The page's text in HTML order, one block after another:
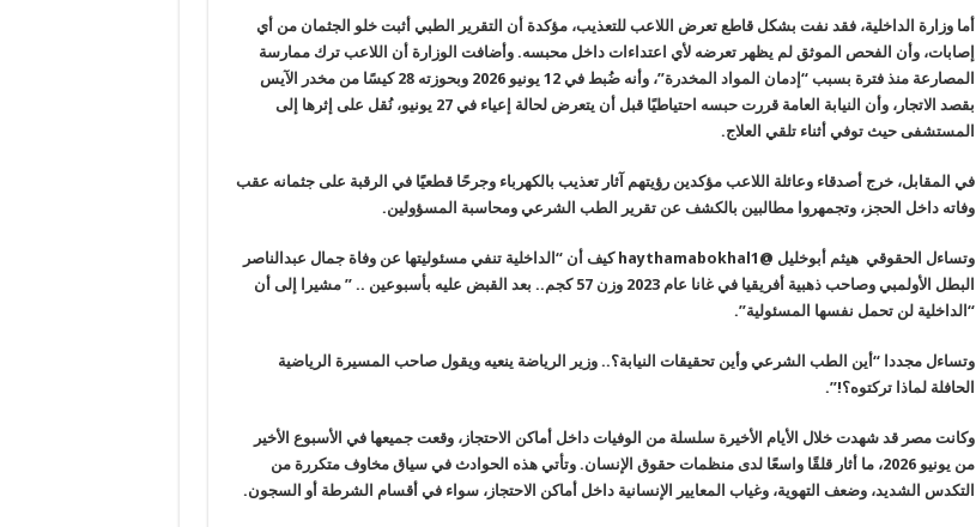
أما وزارة الداخلية، فقد نفت بشكل قاطع تعرض اللاعب للتعذيب، مؤكدة أن التقرير الطبي أثبت خلو الجثمان من أي
إصابات، وأن الفحص الموثق لم يظهر تعرضه لأي اعتداءات داخل محبسه. وأضافت الوزارة أن اللاعب ترك ممارسة
المصارعة منذ فترة بسبب “إدمان المواد المخدرة”، وأنه ضُبط في 12 يونيو 2026 وبحوزته 28 كيسًا من مخدر الآيس
بقصد الاتجار، وأن النيابة العامة قررت حبسه احتياطيًا قبل أن يتعرض لحالة إعياء في 27 يونيو، نُقل على إثرها إلى
المستشفى حيث توفي أثناء تلقي العلاج.
في المقابل، خرج أصدقاء وعائلة اللاعب مؤكدين رؤيتهم آثار تعذيب بالكهرباء وجرحًا قطعيًا في الرقبة على جثمانه عقب
وفاته داخل الحجز، وتجمهروا مطالبين بالكشف عن تقرير الطب الشرعي ومحاسبة المسؤولين.
وتساءل الحقوقي هيثم أبوخليل @ haythamabokhal1 كيف أن “الداخلية تنفي مسئوليتها عن وفاة جمال عبدالناصر
البطل الأولمبي وصاحب ذهبية أفريقيا في غانا عام 2023 وزن 57 كجم.. بعد القبض عليه بأسبوعين .. ” مشيرا إلى أن
“الداخلية لن تحمل نفسها المسئولية”.
وتساءل مجددا “أين الطب الشرعي وأين تحقيقات النيابة؟.. وزير الرياضة ينعيه ويقول صاحب المسيرة الرياضية
الحافلة لماذا تركتوه؟!”.
وكانت مصر قد شهدت خلال الأيام الأخيرة سلسلة من الوفيات داخل أماكن الاحتجاز، وقعت جميعها في الأسبوع الأخير
من يونيو 2026، ما أثار قلقًا
واسعًا لدى منظمات حقوق الإنسان. وتأتي هذه الحوادث في سياق مخاوف متكررة من
التكدس الشديد، وضعف التهوية، وغياب المعايير الإنسانية داخل أماكن الاحتجاز، سواء في أقسام الشرطة أو السجون.